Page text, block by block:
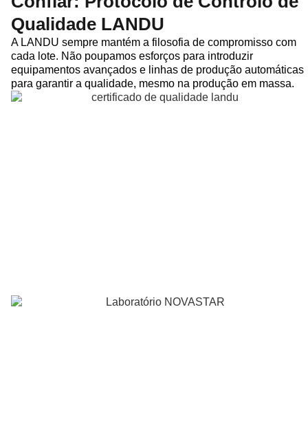
Qualidade LANDU
A LANDU sempre mantém a filosofia de compromisso com
cada lote. Não poupamos esforços para introduzir
equipamentos avançados e linhas de produção automáticas
para garantir a qualidade, mesmo na produção em massa.